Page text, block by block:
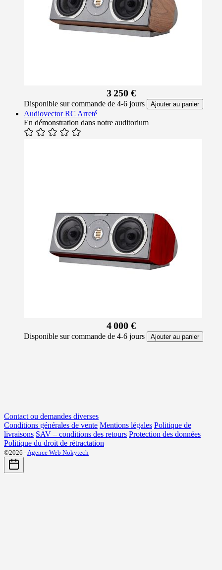
3 250 €
Disponible sur commande de 4-6 jours Ajouter au panier
Audiovector RC Arreté
En démonstration dans notre auditorium
4 000 €
Disponible sur commande de 4-6 jours Ajouter au panier
Contact ou demandes diverses
Conditions générales de vente Mentions légales Politique de
livraisons SAV – conditions des retours Protection des données
Politique du droit de rétractation
©2026 -Agence Web Nokytech